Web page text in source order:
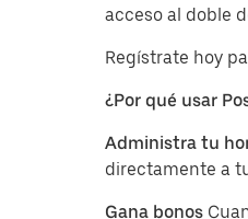
acceso al doble
Regístrate hoy
¿Por qué usar
Administra tu
directamente a
Gana bonos